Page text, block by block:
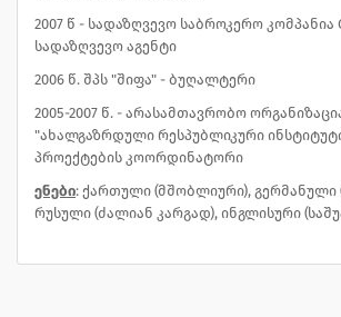
2007 წ - სადაზღვევო საბროკერო კომპანია
სადაზღვევო აგენტი
2006 წ. შპს "შიფა" - ბუღალტერი
2005-2007 წ. - არასამთავრობო
"ახალგაზრდული რესპუბლიკური
პროექტების კოორდინატორი
ენები: ქართული (მშობლიური), გერმანული
რუსული (ძალიან კარგად), ინგლისური